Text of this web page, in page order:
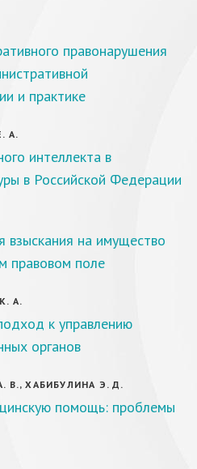
правонарушения
и практике
А.
интеллекта в
в Российской Федерации
на имущество
правовом поле
А.
к управлению
органов
В., ХАБИБУЛИНА Э. Д.
помощь: проблемы